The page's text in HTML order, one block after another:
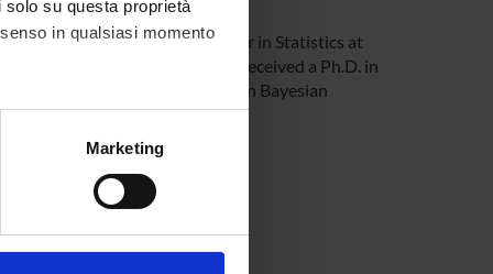
su questa proprietà
in qualsiasi momento
metro,Marketing
she was Assistant Professor in Statistics at
"La Sapienza" di Roma and received a Ph.D. in
Inference, in particular on Bayesian